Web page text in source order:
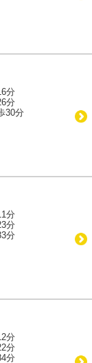
分
分
30分
分
分
分
分
分
分